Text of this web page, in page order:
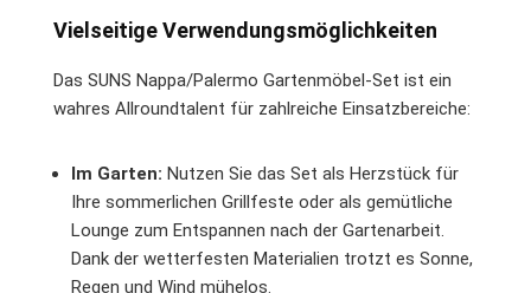
Vielseitige Verwendungsmöglichkeiten
Das SUNS Nappa/Palermo Gartenmöbel-Set ist ein
wahres Allroundtalent für zahlreiche Einsatzbereiche:
Im Garten: Nutzen Sie das Set als Herzstück für
Ihre sommerlichen Grillfeste oder als gemütliche
Lounge zum Entspannen nach der Gartenarbeit.
Dank der wetterfesten Materialien trotzt es Sonne,
Regen und Wind mühelos.